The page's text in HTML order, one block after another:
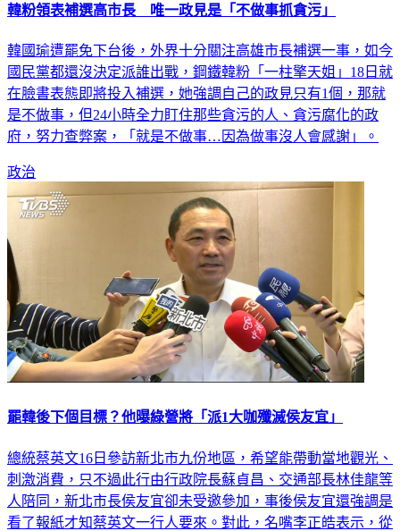
韓粉領表補選高市長 唯一政見是「不做事抓貪污」
韓國瑜遭罷免下台後，外界十分關注高雄市長補選一事，如今
國民黨都還沒決定派誰出戰，鋼鐵韓粉「一柱擎天姐」18日就
在臉書表態即將投入補選，她強調自己的政見只有1個，那就
是不做事，但24小時全力盯住那些貪污的人、貪污腐化的政
府，努力查弊案，「就是不做事…因為做事沒人會感謝」。
政治
罷韓後下個目標？他曝綠營將「派1大咖殲滅侯友宜」
總統蔡英文16日參訪新北市九份地區，希望能帶動當地觀光、
刺激消費，只不過此行由行政院長蘇貞昌、交通部長林佳龍等
人陪同，新北市長侯友宜卻未受邀參加，事後侯友宜還強調是
看了報紙才知蔡英文一行人要來。對此，名嘴李正皓表示，從